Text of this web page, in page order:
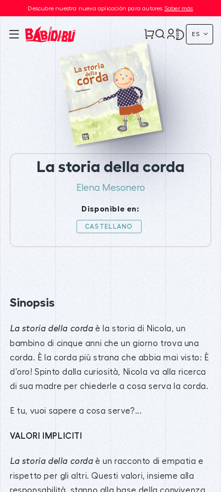
Descubre nuestra nueva aplicación para autores Saber más
ES
La storia della corda
Elena Mesonero
Disponible en:
CASTELLANO
Sinopsis
La storia della cordaè la storia di Nicola, un
bambino di cinque anni che un giorno trova una
corda. È la corda più strana che abbia mai visto: È
d’oro! Spinto dalla curiosità, Nicola va alla ricerca
di sua madre per chiederle a cosa serva la corda.
E tu, vuoi sapere a cosa serve?...
VALORI IMPLICITI
La storia della cordaè un racconto di empatia e
rispetto per gli altri. Questi valori, insieme alla
responsabilità, stanno alla base della convivenza